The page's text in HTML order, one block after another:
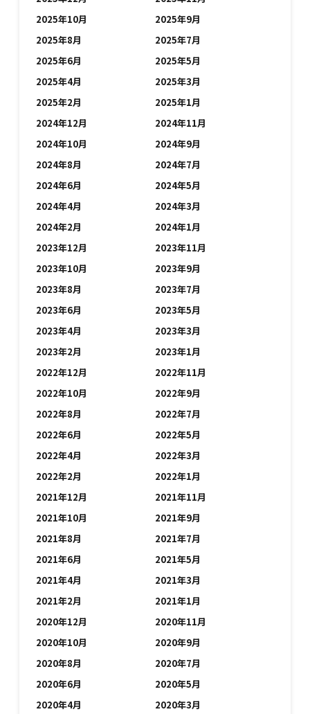
2025年10月
2025年9月
2025年8月
2025年7月
2025年6月
2025年5月
2025年4月
2025年3月
2025年2月
2025年1月
2024年12月
2024年11月
2024年10月
2024年9月
2024年8月
2024年7月
2024年6月
2024年5月
2024年4月
2024年3月
2024年2月
2024年1月
2023年12月
2023年11月
2023年10月
2023年9月
2023年8月
2023年7月
2023年6月
2023年5月
2023年4月
2023年3月
2023年2月
2023年1月
2022年12月
2022年11月
2022年10月
2022年9月
2022年8月
2022年7月
2022年6月
2022年5月
2022年4月
2022年3月
2022年2月
2022年1月
2021年12月
2021年11月
2021年10月
2021年9月
2021年8月
2021年7月
2021年6月
2021年5月
2021年4月
2021年3月
2021年2月
2021年1月
2020年12月
2020年11月
2020年10月
2020年9月
2020年8月
2020年7月
2020年6月
2020年5月
2020年4月
2020年3月